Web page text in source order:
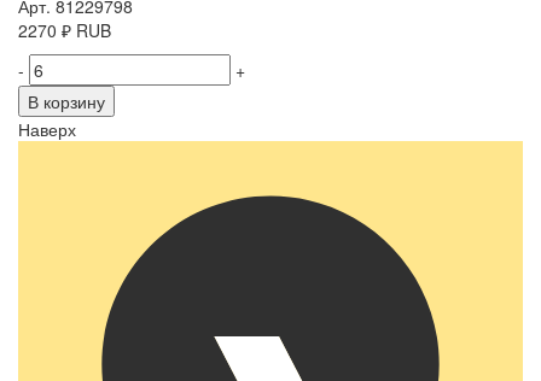
Арт. 81229798
2270 ₽ RUB
-
+
В корзину
Наверх